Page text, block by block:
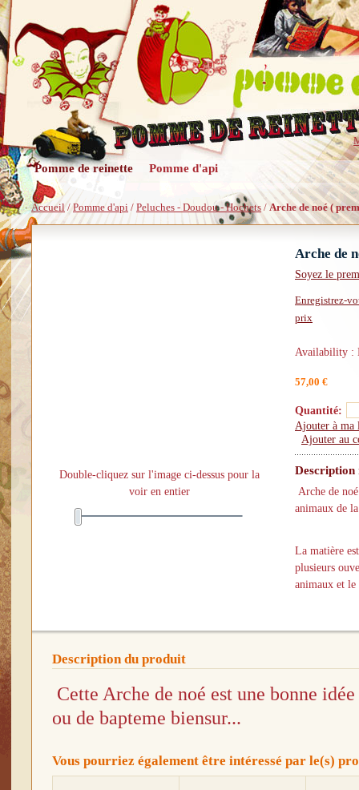
Pomme de reinette Pomme d'api
Accueil /Pomme d'api / Peluches - Doudou - Hochets /Arche de noé (
Double-cliquez sur l'image ci-dessus pour la
voir en entier
Arche de
Soyez le
Enregistrez-
prix
Availability :
57,00 €
Quantité:
Ajouter à ma
Ajouter au
Description
Arche de
animaux de
La matière
plusieurs
animaux et le
Description du produit
Cette Arche de noé est une bonne
ou de bapteme biensur...
Vous pourriez également être intéressé par le(s)